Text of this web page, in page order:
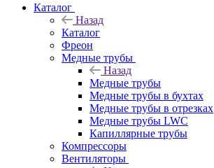
Каталог
Назад
Каталог
Фреон
Медные трубы
Назад
Медные трубы
Медные трубы в бухтах
Медные трубы в отрезках
Медные трубы LWC
Капиллярные трубы
Компрессоры
Вентиляторы